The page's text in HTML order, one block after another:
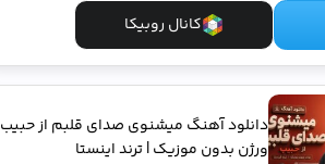
کانال روبیکا
دانلود آهنگ میشنوی صدای قلبم از حبیب
ورژن بدون موزیک | ترند اینستا